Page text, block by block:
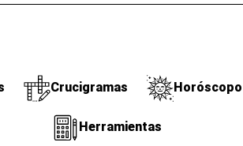
Crucigramas Horóscopo
Herramientas